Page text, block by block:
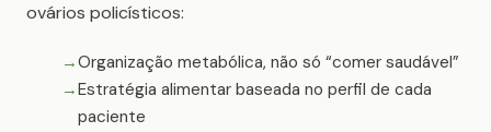
ovários policísticos:
Organização metabólica, não só “comer saudável”
Estratégia alimentar baseada no perfil de cada
paciente